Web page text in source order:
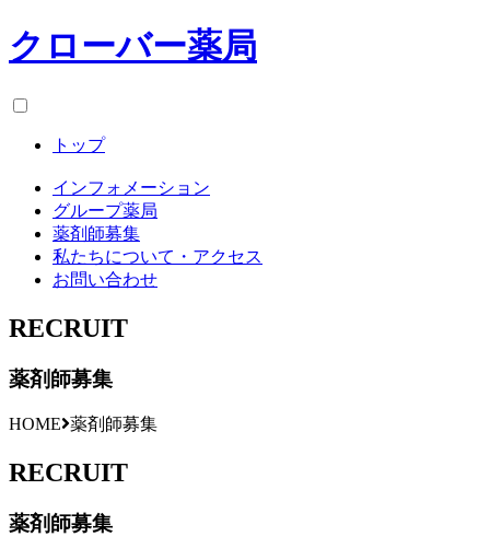
クローバー薬局
トップ
インフォメーション
グループ薬局
薬剤師募集
私たちについて・アクセス
お問い合わせ
RECRUIT
薬剤師募集
HOME 薬剤師募集
RECRUIT
薬剤師募集